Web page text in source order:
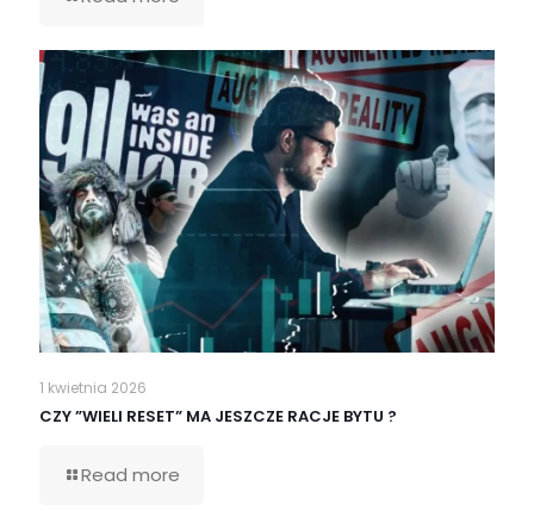
1 kwietnia 2026
CZY ”WIELI RESET” MA JESZCZE RACJE BYTU ?
Read more